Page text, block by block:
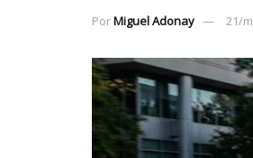
PorMiguel Adonay 21/